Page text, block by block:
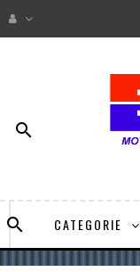

CATEGORIE
